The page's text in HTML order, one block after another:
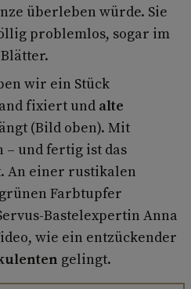
überleben würde. Sie
problemlos, sogar im
wir ein Stück
fixiert und alte
(Bild oben). Mit
– und fertig ist das
An einer rustikalen
Farbtupfer
Bastelexpertin Anna
wie ein entzückender
gelingt.